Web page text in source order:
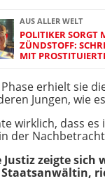
AUS ALLER WELT
POLITIKER SORGT
ZÜNDSTOFF:
MIT
erhielt sie
Jungen, wie
wirklich, dass
der
Justiz zeigte